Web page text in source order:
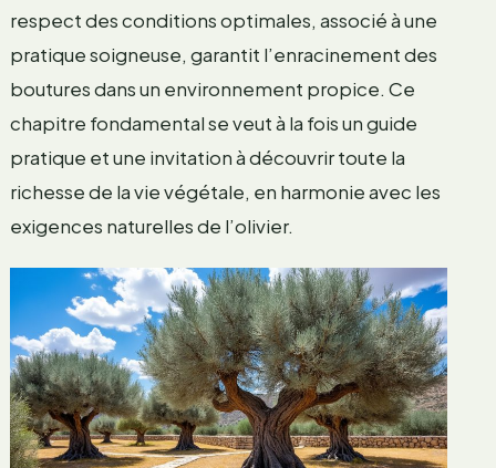
respect des conditions optimales, associé à une
pratique soigneuse, garantit l’enracinement des
boutures dans un environnement propice. Ce
chapitre fondamental se veut à la fois un guide
pratique et une invitation à découvrir toute la
richesse de la vie végétale, en harmonie avec les
exigences naturelles de l’olivier.